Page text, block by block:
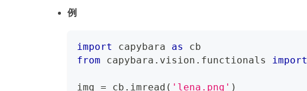
例
import capybara as
cb
from capybara . vision . functionals import
img = cb . imread ( 'lena.png' )